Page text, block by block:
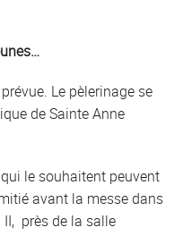
Le pèlerinage se
de Sainte Anne
le souhaitent peuvent
avant la messe dans
II, près de la salle